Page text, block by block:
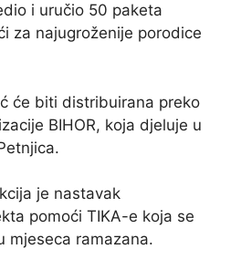
i uručio 50 paketa
za najugroženije porodice
će biti distribuirana preko
BIHOR, koja djeluje u
je nastavak
pomoći TIKA-e koja se
mjeseca ramazana.